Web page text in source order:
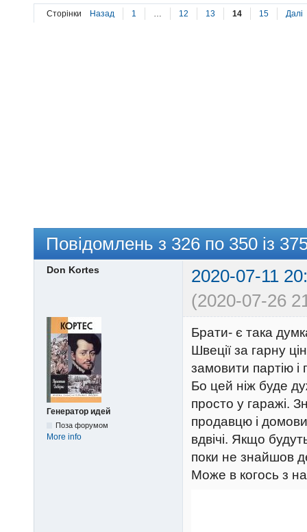
Сторінки Назад 1 12 13 14 15 Далі
Повідомлень з 326 по 350 із
Don Kortes
2020-07-11
(2020-07-26
Генератор идей
Поза форумом
More info
Брати- є така
Швеції за гарну
замовити партію
Бо цей ніж буде
просто у гаражі.
продавцю і
вдвічі. Якщо
поки не знайшов
Може в когось з